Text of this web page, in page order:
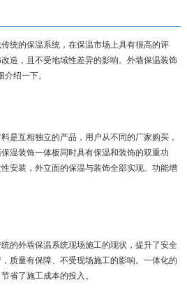
统的保温系统，在保温市场上具有很高的评
造，且不受地域性差异的影响。外墙保温装饰
绍一下。
互相独立的产品，用户从不同的厂家购买，
温装饰一体板同时具有保温和装饰的双重功
安装，外立面的保温与装饰全部实现。功能增
外墙保温系统现场施工的现状，提升了安全
质量有保障、不受现场施工的影响。一体化的
省了施工成本的投入。